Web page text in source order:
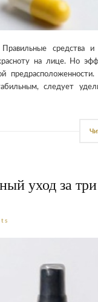
средства и
на лице. Но
следует
уход за три